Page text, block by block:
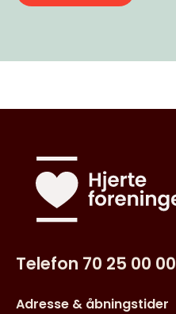
Telefon 70 25 00 00
Adresse & åbningstider